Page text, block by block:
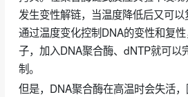
发生变性解链，当温度降低后又可以
通过温度变化控制DNA的变性和复
子，加入DNA聚合酶、dNTP就可以
制。
但是，DNA聚合酶在高温时会失活